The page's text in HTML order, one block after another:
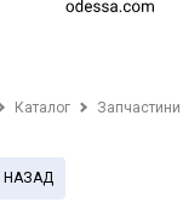
Каталог
НАЗАД